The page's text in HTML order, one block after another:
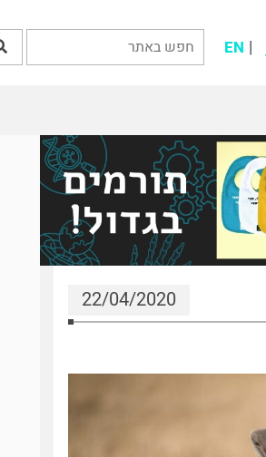
EN
22/04/2020